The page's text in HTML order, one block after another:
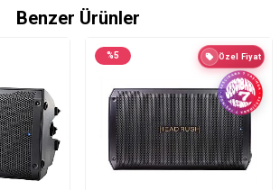
Benzer Ürünler
%5 Özel Fiyat